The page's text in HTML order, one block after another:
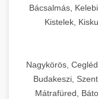
forgalmú
ciklusok
🧀 27.
élelmiszer-
méretek
🍳
Bácsalmás,
Kistelek,
Nagykörös,
Budakeszi,
Mátrafüred,